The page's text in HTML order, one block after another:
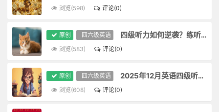
浏览(598) 评论(0)
原创 四六级英语 四级听力如何逆袭？练听力不跟读等于白练
浏览(583) 评论(0)
原创 四六级英语 2025年12月英语四级听力真题卷二中的高频词汇和短语
浏览(608) 评论(0)